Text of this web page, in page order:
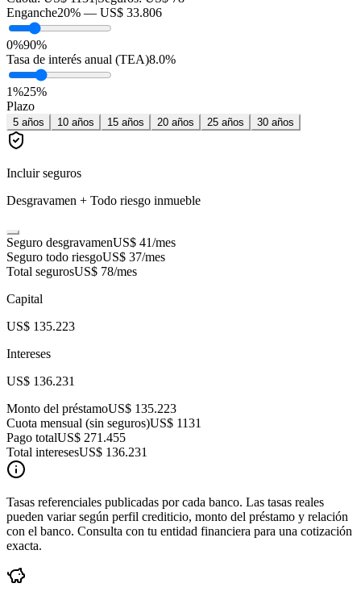
Enganche20% — US$ 33.806
0%90%
Tasa de interés anual (TEA)8.0%
1%25%
Plazo
5 años 10 años 15 años 20 años 25 años 30 años
Incluir seguros
Desgravamen + Todo riesgo inmueble
Seguro desgravamenUS$ 41/mes
Seguro todo riesgoUS$ 37/mes
Total segurosUS$ 78/mes
Capital
US$ 135.223
Intereses
US$ 136.231
Monto del préstamoUS$ 135.223
Cuota mensual (sin seguros)US$ 1131
Pago totalUS$ 271.455
Total interesesUS$ 136.231
Tasas referenciales publicadas por cada banco. Las tasas reales
pueden variar según perfil crediticio, monto del préstamo y relación
con el banco. Consulta con tu entidad financiera para una cotización
exacta.